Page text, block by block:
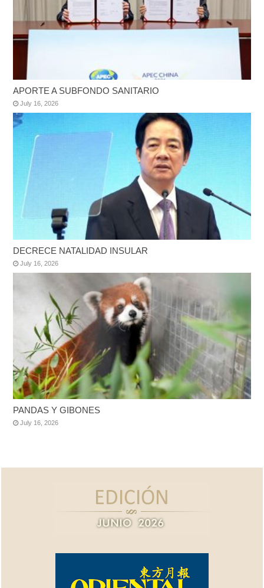
APORTE A SUBFONDO SANITARIO
July 16, 2026
DECRECE NATALIDAD INSULAR
July 16, 2026
PANDAS Y GIBONES
July 16, 2026